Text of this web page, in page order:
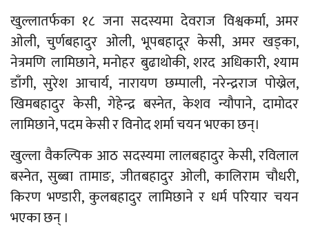
खुल्लातर्फका १८ जना सदस्यमा देवराज विश्वकर्मा, अमर
ओली, चुर्णबहादुर ओली, भूपबहादूर केसी, अमर खड्का,
नेत्रमणि लामिछाने, मनोहर बुढाथोकी, शरद अधिकारी, श्याम
डाँगी, सुरेश आचार्य, नारायण छम्पाली, नरेन्द्रराज पोख्रेल,
खिमबहादुर केसी, गेहेन्द्र बस्नेत, केशव न्यौपाने, दामोदर
लामिछाने, पदम केसी र विनोद शर्मा चयन भएका छन्।
खुल्ला वैकल्पिक आठ सदस्यमा लालबहादुर केसी, रविलाल
बस्नेत, सुब्बा तामाङ, जीतबहादुर ओली, कालिराम चौधरी,
किरण भण्डारी, कुलबहादुर लामिछाने र धर्म परियार चयन
भएका छन् ।